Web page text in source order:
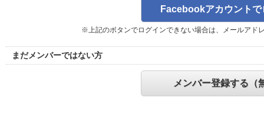
Facebookアカウントで
※上記のボタンでログインできない場合は、メールアド
まだメンバーではない方
メンバー登録する（